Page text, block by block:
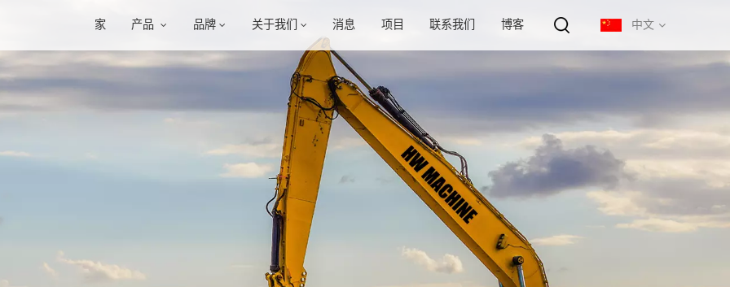
家 产品 品牌 关于我们 消息 项目 联系我们 博客 中文
français
русский
español
português